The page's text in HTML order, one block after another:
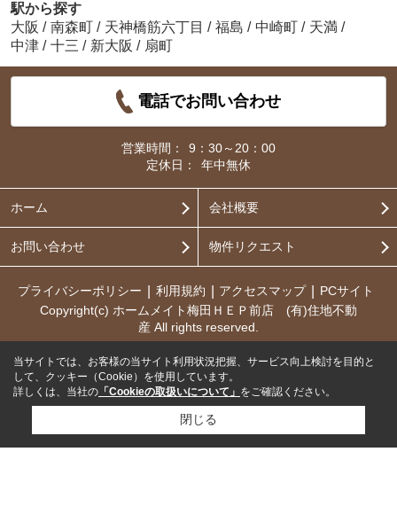
駅から探す
大阪 / 南森町 / 天神橋筋六丁目 / 福島 / 中崎町 / 天満 /
中津 / 十三 / 新大阪 / 扇町
電話でお問い合わせ
営業時間：
9：30～20：00
定休日：
年中無休
ホーム 会社概要
お問い合わせ 物件リクエスト
プライバシーポリシー 利用規約 アクセスマップ
PCサイト
Copyright(c) ホームメイト梅田ＨＥＰ前店 (有)住地不動
産 All rights reserved.
当サイトでは、お客様の当サイト利用状況把握、サービス向上検討を目的と
して、クッキー（Cookie）を使用しています。
詳しくは、当社の 「Cookieの取扱いについて」 をご確認ください。
閉じる